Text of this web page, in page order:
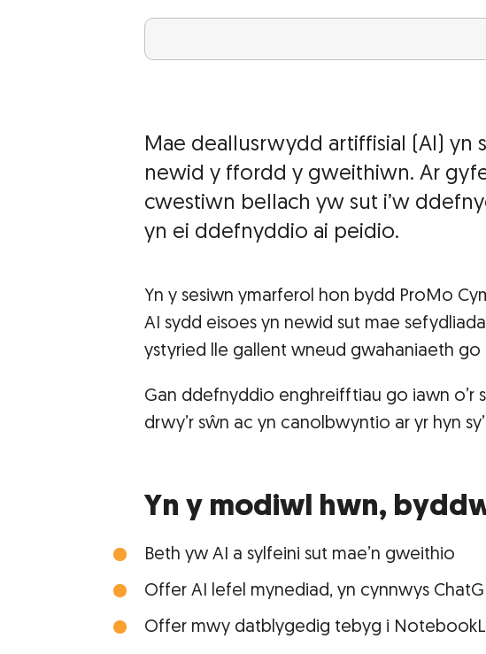
Mae deallusrwydd artiffisial (AI) yn
newid y ffordd y gweithiwn. Ar
cwestiwn bellach yw sut i’w
yn ei ddefnyddio ai peidio.
Yn y sesiwn ymarferol hon bydd ProMo
AI sydd eisoes yn newid sut mae
ystyried lle gallent wneud gwahaniaeth go
Gan ddefnyddio enghreifftiau go iawn o’r
drwy’r sŵn ac yn canolbwyntio ar yr hyn
Yn y modiwl hwn,
Beth yw AI a sylfeini sut mae’n gweithio
Offer AI lefel mynediad, yn cynnwys
Offer mwy datblygedig tebyg i